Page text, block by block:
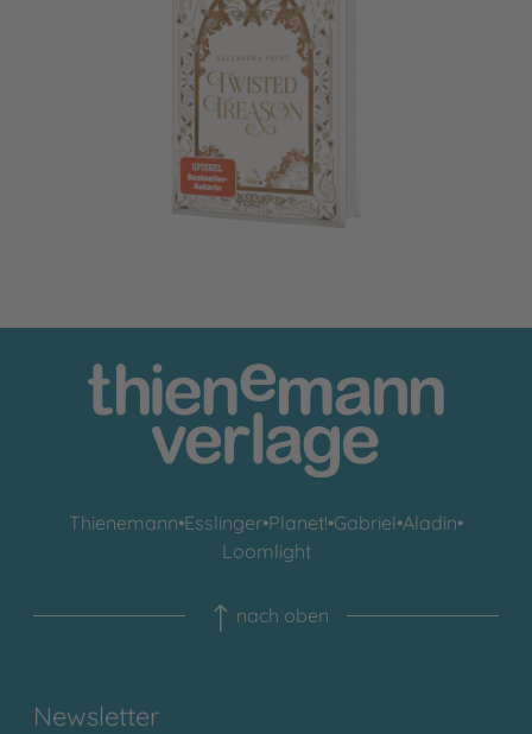
Mondia-Dilogie 2: Twisted Treason
Thienemann•Esslinger•Planet!•Gabriel•Aladin•
Loomlight
nach oben
Newsletter